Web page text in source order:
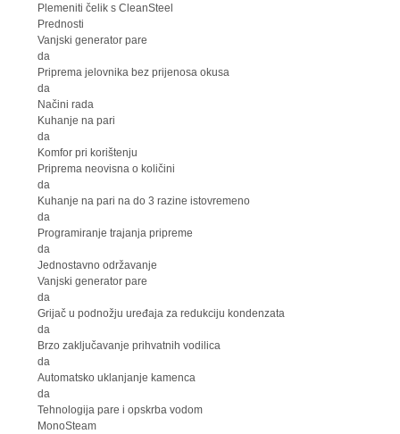
Plemeniti čelik s CleanSteel
Prednosti
Vanjski generator pare
da
Priprema jelovnika bez prijenosa okusa
da
Načini rada
Kuhanje na pari
da
Komfor pri korištenju
Priprema neovisna o količini
da
Kuhanje na pari na do 3 razine istovremeno
da
Programiranje trajanja pripreme
da
Jednostavno održavanje
Vanjski generator pare
da
Grijač u podnožju uređaja za redukciju kondenzata
da
Brzo zaključavanje prihvatnih vodilica
da
Automatsko uklanjanje kamenca
da
Tehnologija pare i opskrba vodom
MonoSteam